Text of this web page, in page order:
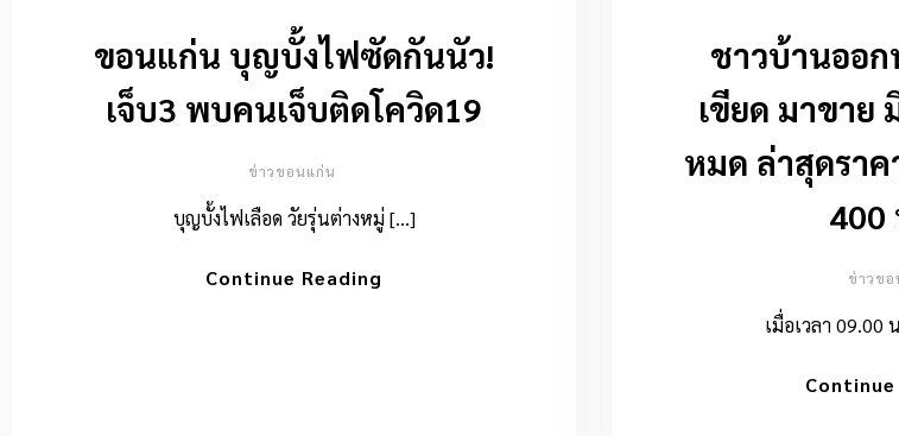
ขอนแก่น บุญบั้งไฟซัดกันนัว!
เจ็บ3 พบคนเจ็บติดโควิด19
ข่าวขอนแก่น
บุญบั้งไฟเลือด วัยรุ่นต่างหมู่ […]
Continue Reading
ชาวบ้านออก
เขียด มาขาย
หมด ล่าสุดรา
400
ข่าวข
เมื่อเวลา